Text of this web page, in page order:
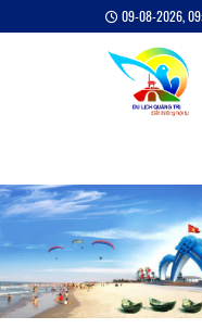
09-08-2026,